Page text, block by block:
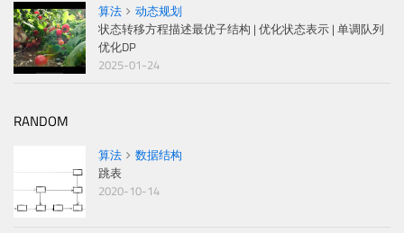
算法
动态规划
状态转移方程描述最优子结构 | 优化状态表示 | 单调队列
优化DP
2025-01-24
RANDOM
算法
数据结构
跳表
2020-10-14